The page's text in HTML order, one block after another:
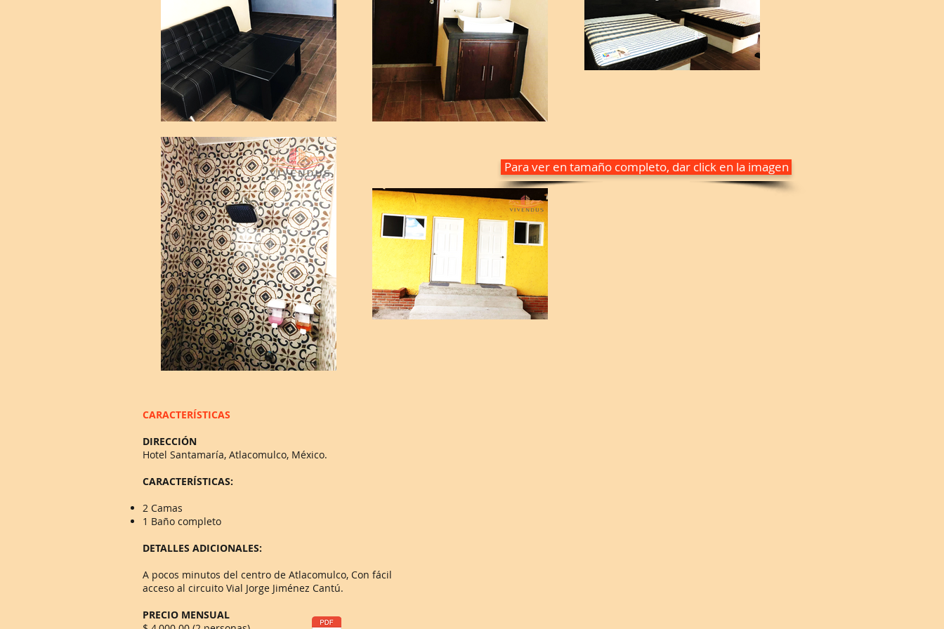
Para ver en tamaño completo, dar click en la imagen
CARACTERÍSTICAS
DIRECCIÓN
Hotel Santamaría, Atlacomulco, México.
CARACTERÍSTICAS:
2 Camas
1 Baño completo
DETALLES ADICIONALES:
A pocos minutos del centro de Atlacomulco, Con fácil
acceso al circuito Vial Jorge Jiménez Cantú.
PRECIO MENSUAL